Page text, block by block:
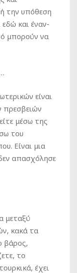
την υπόθεση
εδώ και έναν-
μπορούν να
είναι
πρεσβειών
μέσω της
του
Είναι μια
απασχόλησε
μεταξύ
κακά τα
βάρος,
το
έχει